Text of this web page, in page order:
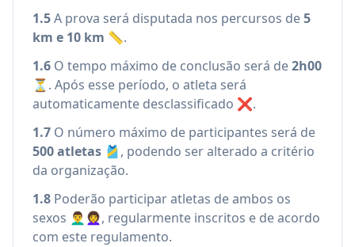
1.5A prova será disputada nos percursos de5
km e 10 km 📏.
1.6 O tempo máximo de conclusão será de2h00
⏳. Após esse período, o atleta será
automaticamente desclassificado ❌.
1.7 O número máximo de participantes será de
500 atletas 🎽, podendo ser alterado a critério
da organização.
1.8 Poderão participar atletas de ambos os
sexos 👨‍🦱👩‍🦱, regularmente inscritos e de acordo
com este regulamento.